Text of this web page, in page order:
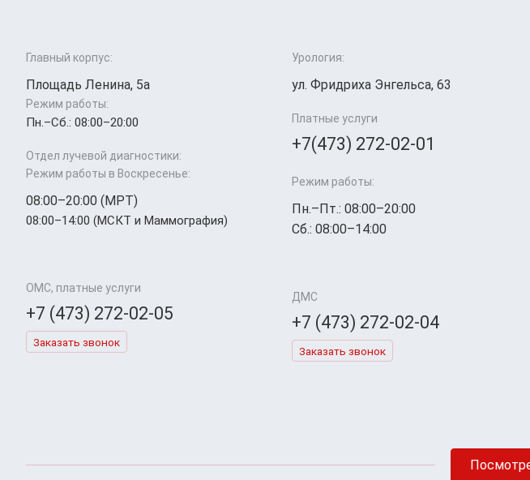
Главный корпус:
Площадь Ленина, 5а
Режим работы:
Пн.–Cб.: 08:00–20:00
Отдел лучевой диагностики:
Режим работы в Воскресенье:
08:00–20:00 (МРТ)
08:00–14:00 (МСКТ и Маммография)
ОМС, платные услуги
+7 (473) 272-02-05
Заказать звонок
Урология:
ул. Фридриха Энгельса, 63
Платные услуги
+7(473) 272-02-01
Режим работы:
Пн.–Пт.: 08:00–20:00
Сб.: 08:00–14:00
ДМС
+7 (473) 272-02-04
Заказать звонок